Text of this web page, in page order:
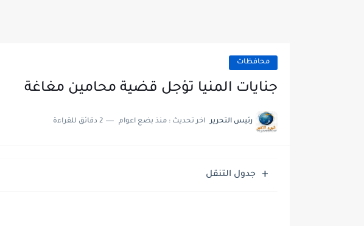
محافظات
جنايات المنيا تؤجل قضية محامين مغاغة
رئيس التحرير اخر تحديث : منذ بضع اعوام 2 دقائق للقراءة
جدول التنقل